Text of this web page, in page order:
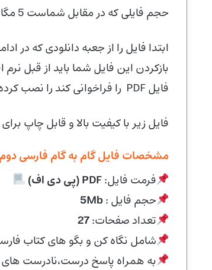
حجم فایلی که در مقابل شماست 5 مگابایت و با فرمت پی دی اف (PDF) میباشد.
ابتدا فایل را از جعبه دانلودی که در
فایل PDF را فراخوانی کند را نصب کرده باشید.
فایل زیر با کیفیت بالا و قابل چاپ
مشخصات فایل گام به گام فارسی دوم
فرمت فایل:PDF (پی دی اف)
حجم فایل :5Mb
تعداد صفحات:27
شامل نگاه کن و بگو های کتاب
به همراه پاسخ درست،نادرست